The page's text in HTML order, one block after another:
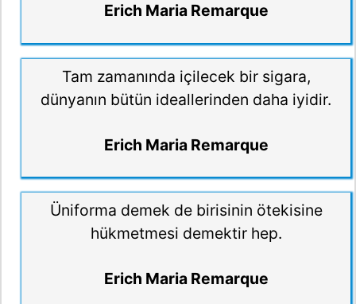
Erich Maria Remarque
Tam zamanında içilecek bir sigara,
dünyanın bütün ideallerinden daha iyidir.
Erich Maria Remarque
Üniforma demek de birisinin ötekisine
hükmetmesi demektir hep.
Erich Maria Remarque